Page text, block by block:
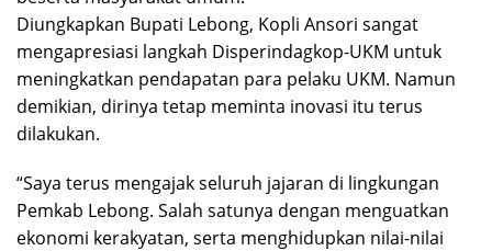
Diungkapkan Bupati Lebong, Kopli Ansori sangat
mengapresiasi langkah Disperindagkop-UKM untuk
meningkatkan pendapatan para pelaku UKM. Namun
demikian, dirinya tetap meminta inovasi itu terus
dilakukan.
“Saya terus mengajak seluruh jajaran di lingkungan
Pemkab Lebong. Salah satunya dengan menguatkan
ekonomi kerakyatan, serta menghidupkan nilai-nilai